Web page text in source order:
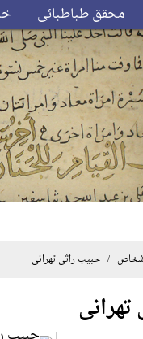
محقق طباطبائی
/ حبیب راثی تهرانی